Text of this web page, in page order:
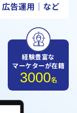
告運用｜など
経験豊富な
マーケターが在籍
3000名